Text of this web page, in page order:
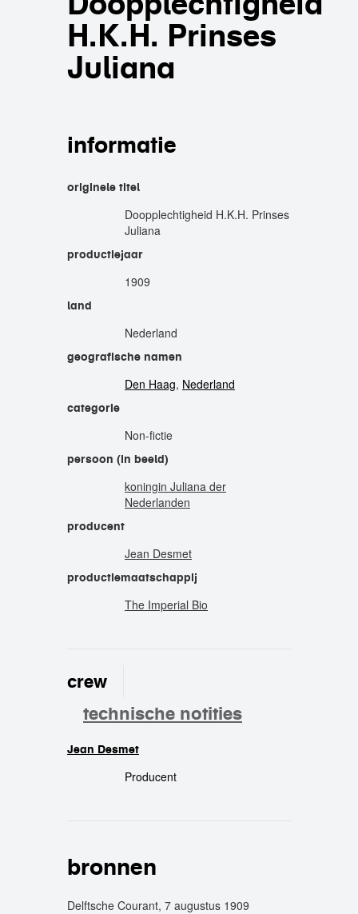
H.K.H. Prinses
Juliana
informatie
originele titel
Doopplechtigheid H.K.H. Prinses
Juliana
productiejaar
1909
land
Nederland
geografische namen
Den Haag, Nederland
categorie
Non-fictie
persoon (in beeld)
koningin Juliana der
Nederlanden
producent
Jean Desmet
productiemaatschappij
The Imperial Bio
crew
technische notities
Jean Desmet
Producent
bronnen
Delftsche Courant, 7 augustus 1909